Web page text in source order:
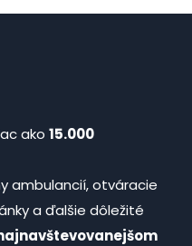
ako 15.000
ambulancií, otváracie
a ďalšie dôležité